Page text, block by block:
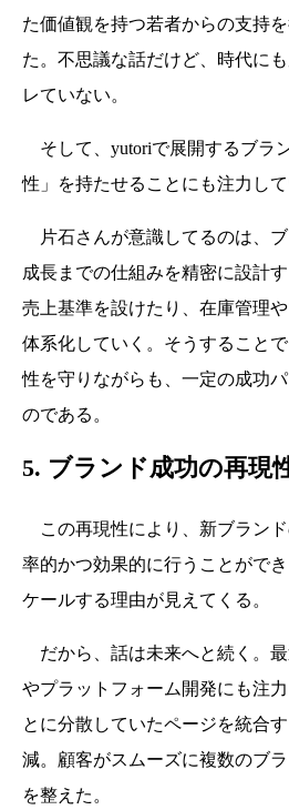
た価値観を持つ若者からの支持
た。不思議な話だけど、時代に
レていない。
そして、yutoriで展開するブラ
性」を持たせることにも注力して
片石さんが意識してるのは、
成長までの仕組みを精密に設計
売上基準を設けたり、在庫管理
体系化していく。そうすること
性を守りながらも、一定の成功
のである。
5. ブランド成功の再現
この再現性により、新ブラン
率的かつ効果的に行うことがで
ケールする理由が見えてくる。
だから、話は未来へと続く。
やプラットフォーム開発にも注
とに分散していたページを統合
減。顧客がスムーズに複数のブ
を整えた。